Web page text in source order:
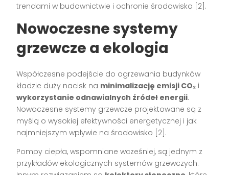
trendami w budownictwie i ochronie środowiska [2].
Nowoczesne systemy
grzewcze a ekologia
Współczesne podejście do ogrzewania budynków
kładzie duży nacisk na minimalizację emisji CO₂ i
wykorzystanie odnawialnych źródeł energii.
Nowoczesne systemy grzewcze projektowane są z
myślą o wysokiej efektywności energetycznej i jak
najmniejszym wpływie na środowisko [2].
Pompy ciepła, wspomniane wcześniej, są jednym z
przykładów ekologicznych systemów grzewczych.